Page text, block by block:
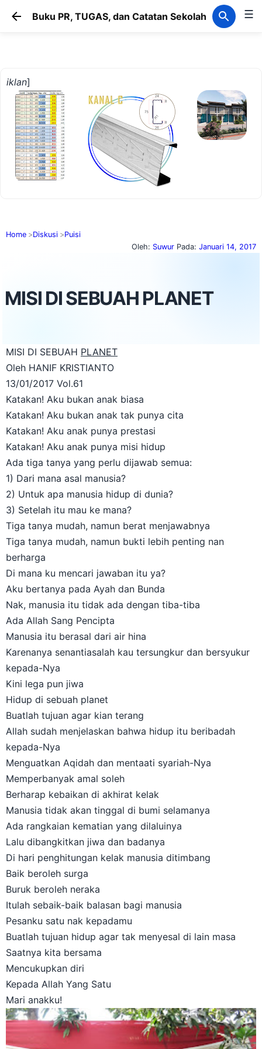
Langsung ke konten utama
Buku PR, TUGAS, dan Catatan Sekolah ☰
iklan]
MISI DI SEBUAH PLANET
MISI DI SEBUAH PLANET
Oleh HANIF KRISTIANTO
13/01/2017 Vol.61
Katakan! Aku bukan anak biasa
Katakan! Aku bukan anak tak punya cita
Katakan! Aku anak punya prestasi
Katakan! Aku anak punya misi hidup
Ada tiga tanya yang perlu dijawab semua:
1) Dari mana asal manusia?
2) Untuk apa manusia hidup di dunia?
3) Setelah itu mau ke mana?
Tiga tanya mudah, namun berat menjawabnya
Tiga tanya mudah, namun bukti lebih penting nan
berharga
Di mana ku mencari jawaban itu ya?
Aku bertanya pada Ayah dan Bunda
Nak, manusia itu tidak ada dengan tiba-tiba
Ada Allah Sang Pencipta
Manusia itu berasal dari air hina
Karenanya senantiasalah kau tersungkur dan bersyukur
kepada-Nya
Kini lega pun jiwa
Hidup di sebuah planet
Buatlah tujuan agar kian terang
Allah sudah menjelaskan bahwa hidup itu beribadah
kepada-Nya
Menguatkan Aqidah dan mentaati syariah-Nya
Memperbanyak amal soleh
Berharap kebaikan di akhirat kelak
Manusia tidak akan tinggal di bumi selamanya
Ada rangkaian kematian yang dilaluinya
Lalu dibangkitkan jiwa dan badanya
Di hari penghitungan kelak manusia ditimbang
Baik beroleh surga
Buruk beroleh neraka
Itulah sebaik-baik balasan bagi manusia
Pesanku satu nak kepadamu
Buatlah tujuan hidup agar tak menyesal di lain masa
Saatnya kita bersama
Mencukupkan diri
Kepada Allah Yang Satu
Mari anakku!